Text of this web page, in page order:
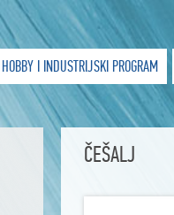
HOBBY I INDUSTRIJSKI PROGRAM
ČEŠALJ